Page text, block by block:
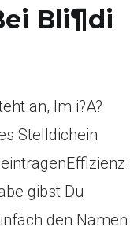
Bli¶di
an, Im i?A?
Stelldichein
gibst Du
den Namen